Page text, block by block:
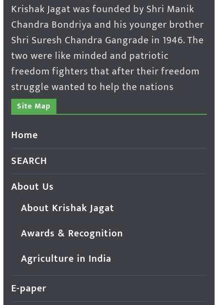
Krishak Jagat was founded by Shri Manik
Chandra Bondriya and his younger brother
Shri Suresh Chandra Gangrade in 1946. The
two were like minded and patriotic
freedom fighters that after their freedom
struggle wanted to help the nations
Site Map
Home
SEARCH
About Us
About Krishak Jagat
Awards & Recognition
Agriculture in India
E-paper